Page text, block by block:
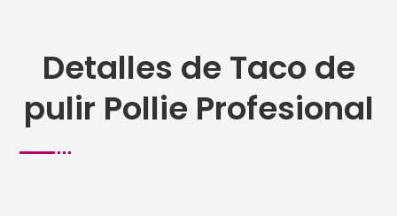
Detalles de Taco de
pulir Pollie Profesional